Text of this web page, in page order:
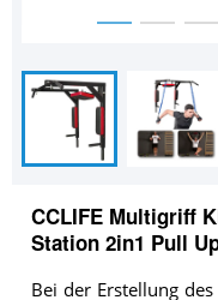
CCLIFE Multigriff
Station 2in1 Pull
Bei der Erstellung des